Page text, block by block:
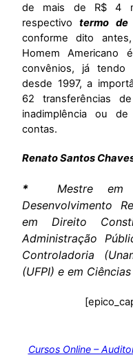
de mais de R$ 4
respectivotermo de
conforme dito
Homem Americano
convênios, já tendo
desde 1997, a
62 transferências
inadimplência ou
contas.
Renato Santos
* Mestre em
Desenvolvimento
em Direito
Administração
Controladoria
(UFPI) e em
Cursos Online –